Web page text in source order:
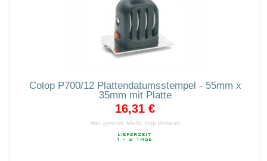
Colop P700/12 Plattendatumsstempel - 55mm x
35mm mit Platte
16,31 €
inkl. gesetzl. MwSt. zzgl.Versand